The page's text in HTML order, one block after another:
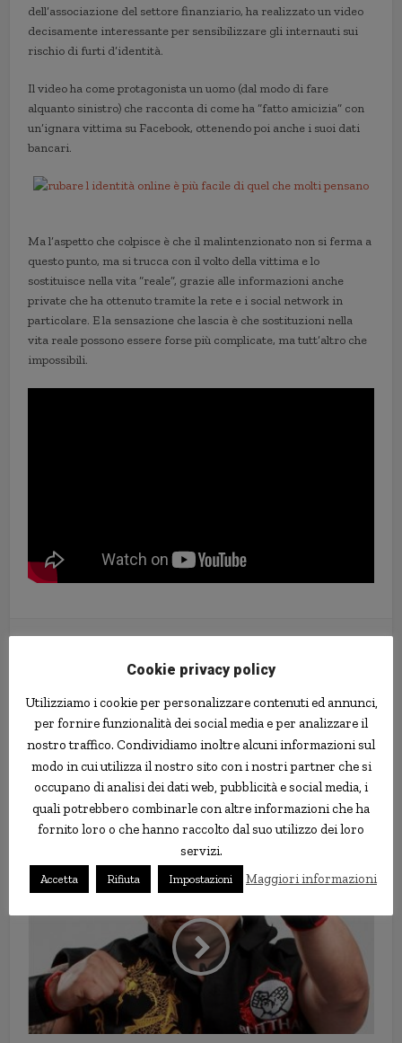
dell’associazione del settore finanziario, ha realizzato un video
decisamente interessante per sensibilizzare gli internauti sui
rischio di furti d’identità.
Il video ha come protagonista un uomo (dal modo di fare
alquanto sinistro) che racconta di come ha “fatto amicizia” con
un’ignara vittima su Facebook, ottenendo poi anche i suoi dati
bancari.
Ma l’aspetto che colpisce è che il malintenzionato non si ferma a
questo punto, ma si trucca con il volto della vittima e lo
sostituisce nella vita “reale”, grazie alle informazioni anche
private che ha ottenuto tramite la rete e i social network in
particolare. E la sensazione che lascia è che sostituzioni nella
vita reale possono essere forse più complicate, ma tutt’altro che
impossibili.
Corse su bicilette scolpite a mano
Cookie privacy policy
Utilizziamo i cookie per personalizzare contenuti ed annunci,
per fornire funzionalità dei social media e per analizzare il
nostro traffico. Condividiamo inoltre alcuni informazioni sul
modo in cui utilizza il nostro sito con i nostri partner che si
occupano di analisi dei dati web, pubblicità e social media, i
quali potrebbero combinarle con altre informazioni che ha
fornito loro o che hanno raccolto dal suo utilizzo dei loro
servizi.
Accetta Rifiuta Impostazioni Maggiori informazioni